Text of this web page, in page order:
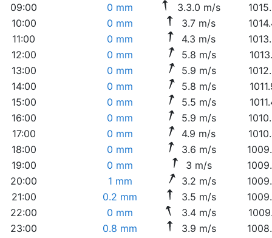
09:00
0 mm 3.3.0 m/s
10:00
0 mm 3.7 m/s
11:00
0 mm 4.3 m/s
12:00
0 mm 5.8 m/s
13:00
0 mm 5.9 m/s
14:00
0 mm 5.8 m/s
15:00
0 mm 5.5 m/s
16:00
0 mm 5.9 m/s
17:00
0 mm 4.9 m/s
18:00
0 mm 3.6 m/s
19:00
0 mm 3 m/s
20:00
1 mm 3.2 m/s
21:00
0.2 mm 3.5 m/s
22:00
0 mm 3.4 m/s
23:00
0.8 mm 3.9 m/s